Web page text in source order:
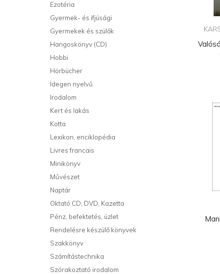
Ezotéria
Gyermek- és ifjúsági
Gyermekek és szülők
Hangoskönyv (CD)
Hobbi
Hörbücher
Idegen nyelvű
Irodalom
Kert és lakás
Kotta
Lexikon, enciklopédia
Livres francais
Minikönyv
Művészet
Naptár
Oktató CD, DVD, Kazetta
Pénz, befektetés, üzlet
Rendelésre készülő könyvek
Szakkönyv
Számítástechnika
Szórakoztató irodalom